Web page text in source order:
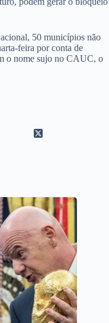
50 municípios não
feira por conta de
o nome sujo no CAUC, o